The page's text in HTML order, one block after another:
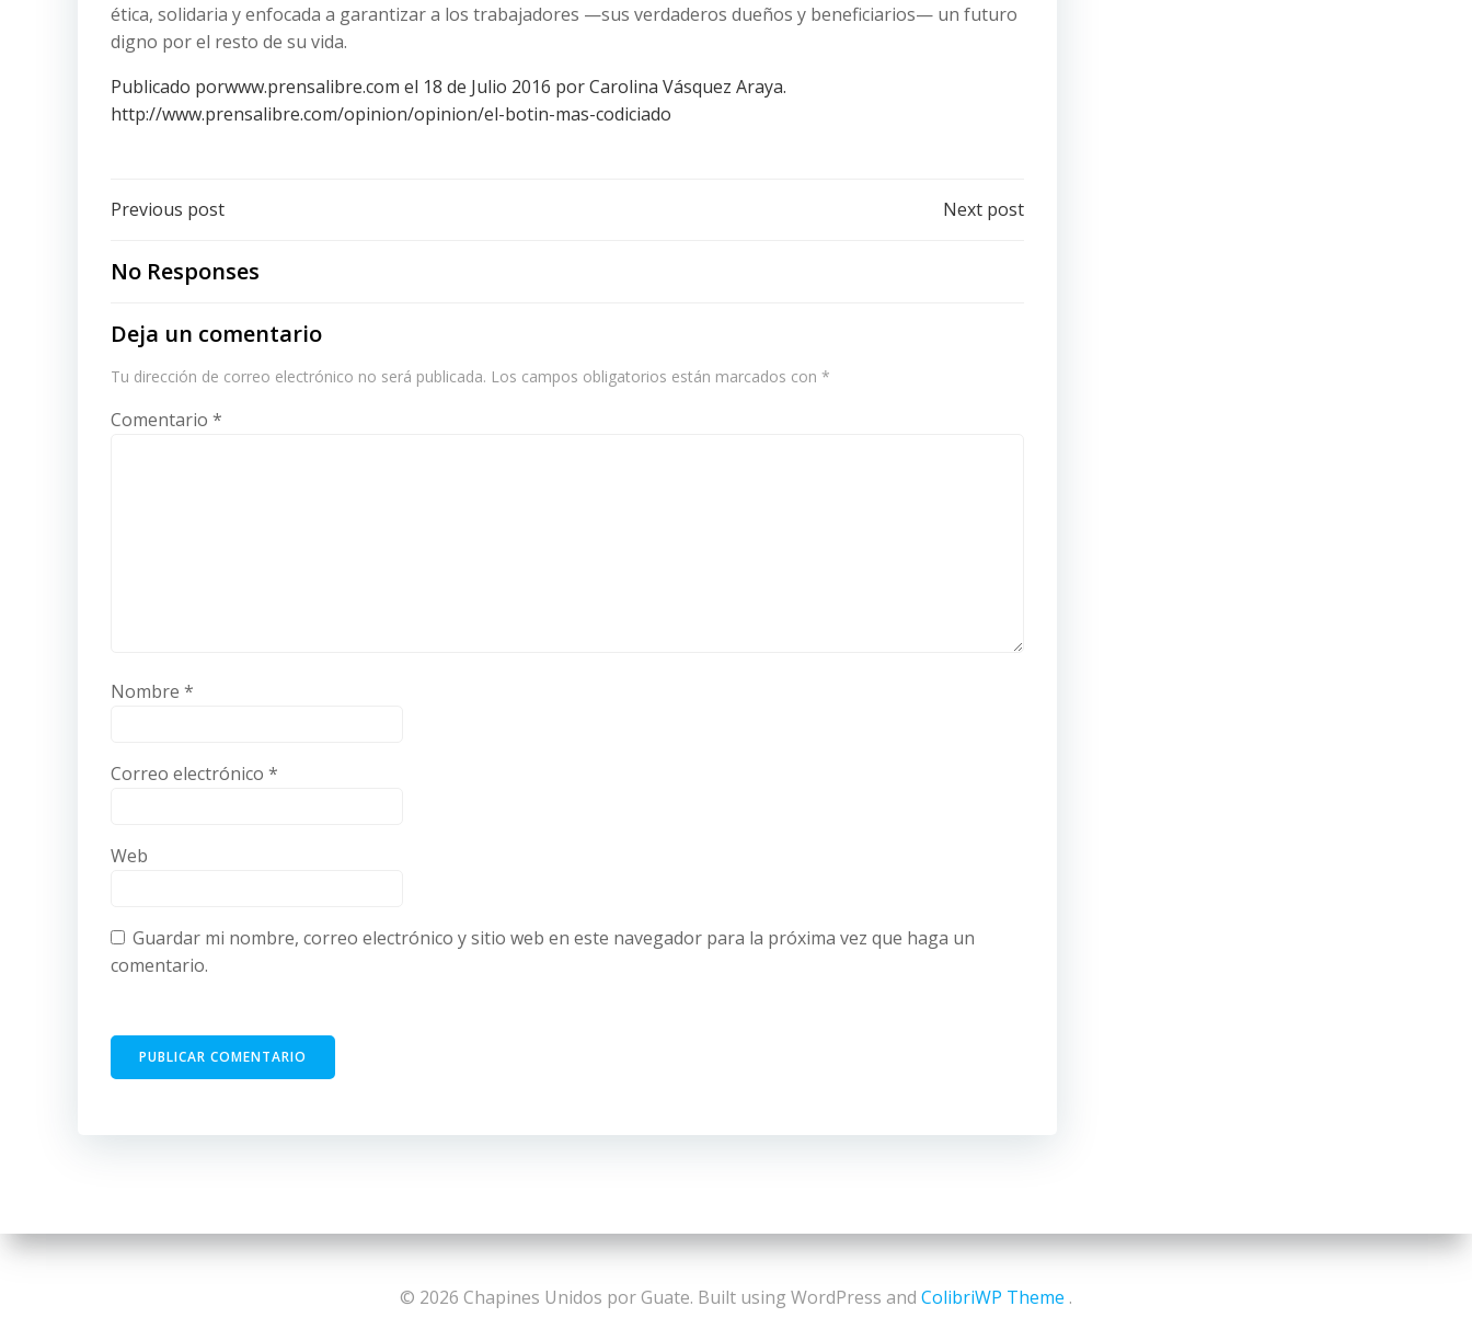
ética, solidaria y enfocada a garantizar a los trabajadores —sus verdaderos dueños y beneficiarios— un futuro
digno por el resto de su vida.
Publicado porwww.prensalibre.com el 18 de Julio 2016 por Carolina Vásquez Araya.
http://www.prensalibre.com/opinion/opinion/el-botin-mas-codiciado
Post
navigation
Previous post Next post
No Responses
Deja un comentario
Tu dirección de correo electrónico no será publicada. Los campos obligatorios están marcados con *
Comentario *
Nombre *
Correo electrónico *
Web
Guardar mi nombre, correo electrónico y sitio web en este navegador para la próxima vez que haga un
comentario.
© 2026 Chapines Unidos por Guate. Built using WordPress and ColibriWP Theme .